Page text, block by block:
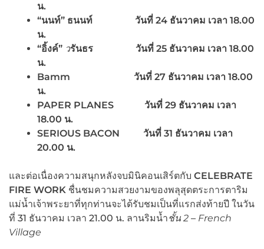
น.
“นนท์” ธนนท์
วันที่ 24 ธันวาคม เวลา 18.00
น.
“อิ้งค์” วรันธร
วันที่ 25 ธันวาคม เวลา 18.00
น.
Bamm วันที่ 27 ธันวาคม เวลา 18.00
น.
PAPER PLANES วันที่ 29 ธันวาคม เวลา
18.00 น.
SERIOUS BACON วันที่ 31 ธันวาคม เวลา
20.00 น.
และต่อเนื่องความสนุกหลังจบมินิคอนเสิร์ตกับ CELEBRATE
FIRE WORK ชื่นชมความสวยงามของพลุสุดตระการตาริม
แม่น้ำเจ้าพระยาที่ทุกท่านจะได้รับชมเป็นที่แรกส่งท้ายปี ในวัน
ที่ 31 ธันวาคม เวลา 21.00 น. ลานริมน้ำชั้น 2 – French
Village